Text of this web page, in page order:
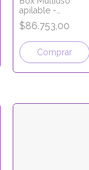
apilable -
Apertura frontal -
25x25x14.5cm -
LÍNEA MICRO
CORRUGADO
$86.753,00
Comprar